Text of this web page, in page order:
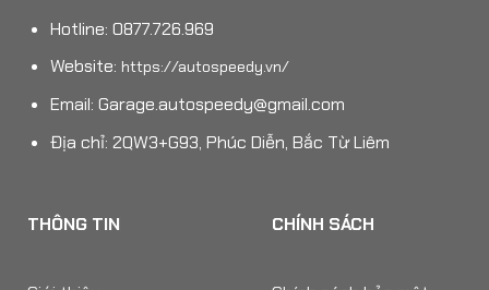
Hotline: 0877.726.969
Website: https://autospeedy.vn/
Email: Garage.autospeedy@gmail.com
Địa chỉ: 2QW3+G93, Phúc Diễn, Bắc Từ Liêm
THÔNG TIN CHÍNH SÁCH